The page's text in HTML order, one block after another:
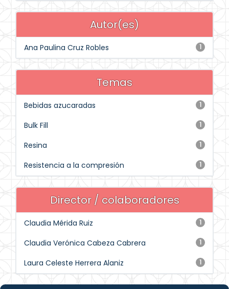
Autor(es)
1
Ana Paulina Cruz Robles
Temas
1
Bebidas azucaradas
1
Bulk Fill
1
Resina
1
Resistencia a la compresión
Director / colaboradores
1
Claudia Mérida Ruiz
1
Claudia Verónica Cabeza Cabrera
1
Laura Celeste Herrera Alaniz